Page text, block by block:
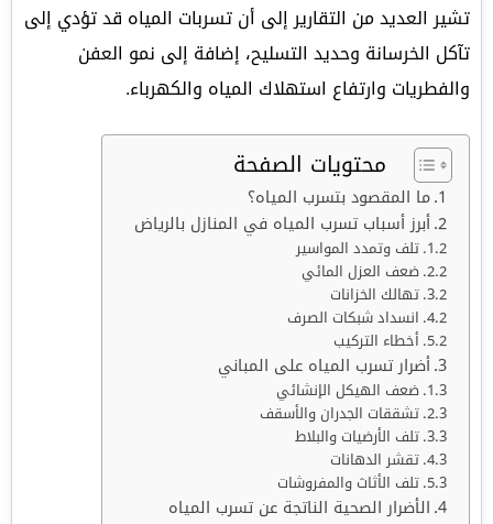
تشير العديد من التقارير إلى أن تسربات المياه قد تؤدي إلى
تآكل الخرسانة وحديد التسليح، إضافة إلى نمو العفن
والفطريات وارتفاع استهلاك المياه والكهرباء.
محتويات الصفحة
ما المقصود بتسرب المياه؟
أبرز أسباب تسرب المياه في المنازل بالرياض
تلف وتمدد المواسير
ضعف العزل المائي
تهالك الخزانات
انسداد شبكات الصرف
أخطاء التركيب
أضرار تسرب المياه على المباني
ضعف الهيكل الإنشائي
تشققات الجدران والأسقف
تلف الأرضيات والبلاط
تقشر الدهانات
تلف الأثاث والمفروشات
الأضرار الصحية الناتجة عن تسرب المياه